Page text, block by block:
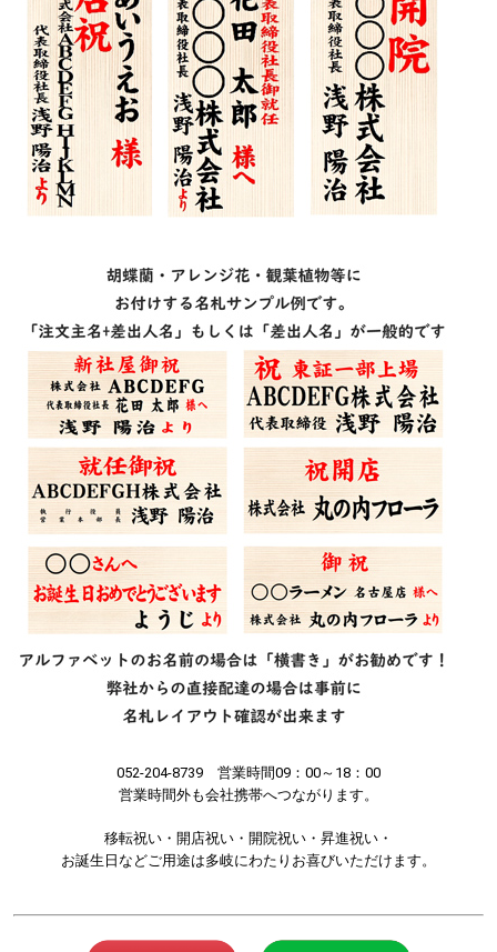
052-204-8739 営業時間09：00～18：00
営業時間外も会社携帯へつながります。
移転祝い・開店祝い・開院祝い・昇進祝い・
お誕生日などご用途は多岐にわたりお喜びいただけます。